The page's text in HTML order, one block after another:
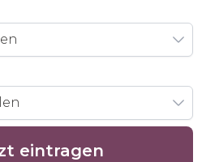
eintragen